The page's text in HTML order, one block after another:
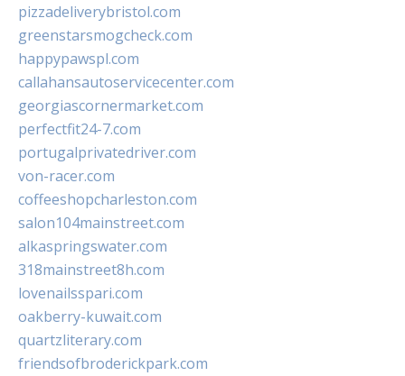
pizzadeliverybristol.com
greenstarsmogcheck.com
happypawspl.com
callahansautoservicecenter.com
georgiascornermarket.com
perfectfit24-7.com
portugalprivatedriver.com
von-racer.com
coffeeshopcharleston.com
salon104mainstreet.com
alkaspringswater.com
318mainstreet8h.com
lovenailsspari.com
oakberry-kuwait.com
quartzliterary.com
friendsofbroderickpark.com